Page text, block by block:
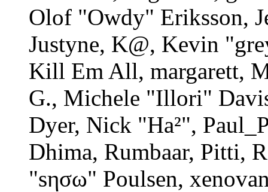
Olof "Owdy" Eriksson,
Justyne, K@, Kevin
Kill Em All, margarett,
G., Michele "Illori"
Dyer, Nick "Ha²",
Dhima, Rumbaar, Pitti,
"sησω" Poulsen,